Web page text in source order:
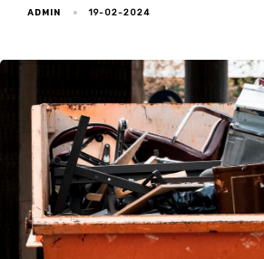
ADMIN 19-02-2024